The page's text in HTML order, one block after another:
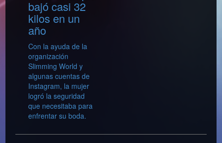
bajó casi 32
kilos en un
año
Con la ayuda de la
organización
Slimming World y
algunas cuentas de
Instagram, la mujer
logró la seguridad
que necesitaba para
enfrentar su boda.